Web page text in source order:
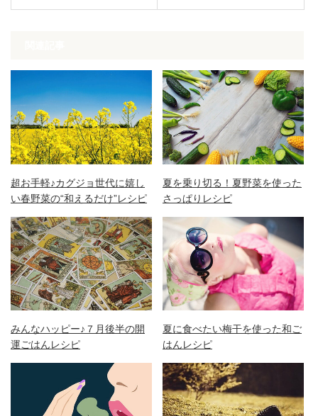
超お手軽♪カグジョ世代に嬉し
い春野菜の“和えるだけ”レシピ
夏を乗り切る！夏野菜を使った
さっぱりレシピ
みんなハッピー♪７月後半の開
運ごはんレシピ
夏に食べたい梅干を使った和ご
はんレシピ